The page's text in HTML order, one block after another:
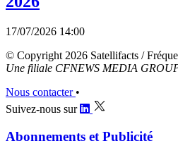
17/07/2026 14:00
© Copyright 2026 Satellifacts /
Une filiale CFNEWS MEDIA
Nous contacter •
Suivez-nous sur
Abonnements et Publicité